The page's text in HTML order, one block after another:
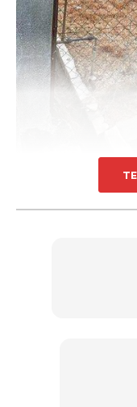
Sentuhan
Rahsia dari